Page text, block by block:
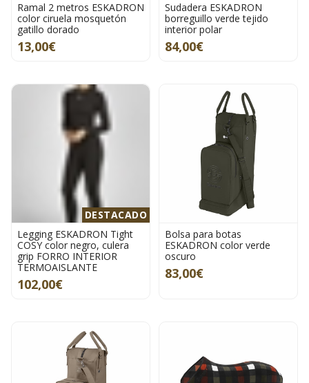
Ramal 2 metros ESKADRON
color ciruela mosquetón
gatillo dorado
13,00€
Sudadera ESKADRON
borreguillo verde tejido
interior polar
84,00€
DESTACADO
Legging ESKADRON Tight
COSY color negro, culera
grip FORRO INTERIOR
TERMOAISLANTE
102,00€
Bolsa para botas
ESKADRON color verde
oscuro
83,00€